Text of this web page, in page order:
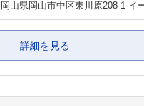
岡山県岡山市中区東川原208-1 イ
詳細を見る